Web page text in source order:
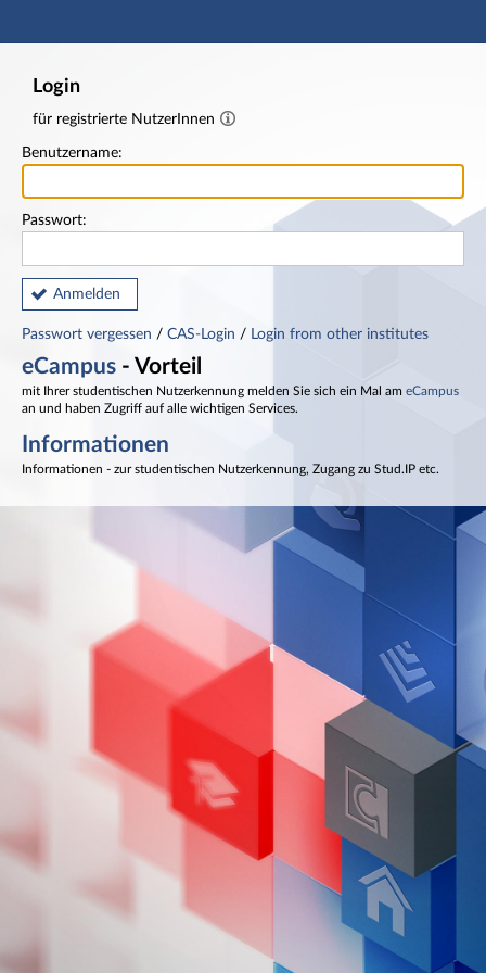
Hauptnavigation
Login
für registrierte NutzerInnen
Benutzername:
Passwort:
Anmelden
Passwort vergessen / CAS-Login / Login from other institutes
eCampus - Vorteil
mit Ihrer studentischen Nutzerkennung melden Sie sich ein Mal am eCampus
an und haben Zugriff auf alle wichtigen Services.
Informationen
Informationen - zur studentischen Nutzerkennung, Zugang zu Stud.IP etc.